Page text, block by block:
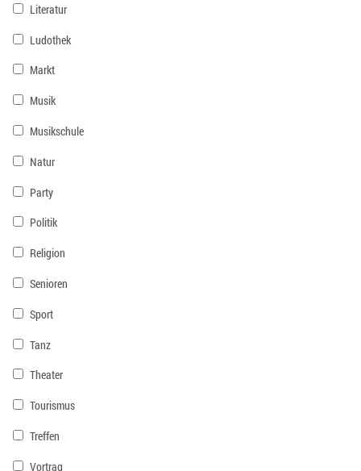
Literatur
Ludothek
Markt
Musik
Musikschule
Natur
Party
Politik
Religion
Senioren
Sport
Tanz
Theater
Tourismus
Treffen
Vortrag